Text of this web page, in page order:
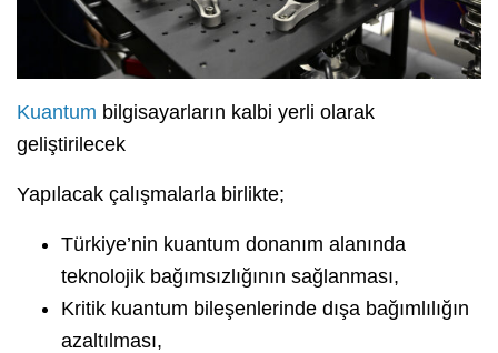
Kuantum bilgisayarların kalbi yerli olarak
geliştirilecek
Yapılacak çalışmalarla birlikte;
Türkiye’nin kuantum donanım alanında
teknolojik bağımsızlığının sağlanması,
Kritik kuantum bileşenlerinde dışa bağımlılığın
azaltılması,